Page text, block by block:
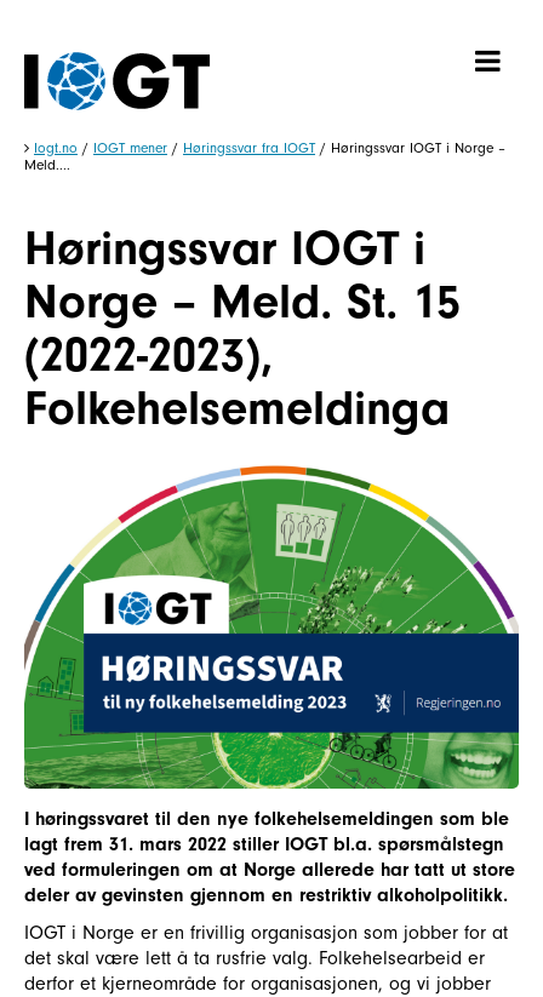
Iogt.no / IOGT mener / Høringssvar fra IOGT / Høringssvar IOGT i Norge –
Meld....
Høringssvar IOGT i
Norge – Meld. St. 15
(2022-2023),
Folkehelsemeldinga
I høringssvaret til den nye folkehelsemeldingen som ble
lagt frem 31. mars 2022 stiller IOGT bl.a. spørsmålstegn
ved formuleringen om at Norge allerede har tatt ut store
deler av gevinsten gjennom en restriktiv alkoholpolitikk.
IOGT i Norge er en frivillig organisasjon som jobber for at
det skal være lett å ta rusfrie valg. Folkehelsearbeid er
derfor et kjerneområde for organisasjonen, og vi jobber